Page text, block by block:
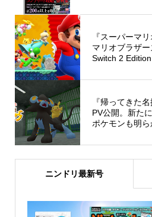
『スーパーマ
マリオブラザ
Switch 2
『帰ってきた
PV公開。新た
ポケモンも明ら
ニンドリ最新号